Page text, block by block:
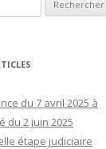
du 7 avril 2025 à
du 2 juin 2025
étape judiciaire